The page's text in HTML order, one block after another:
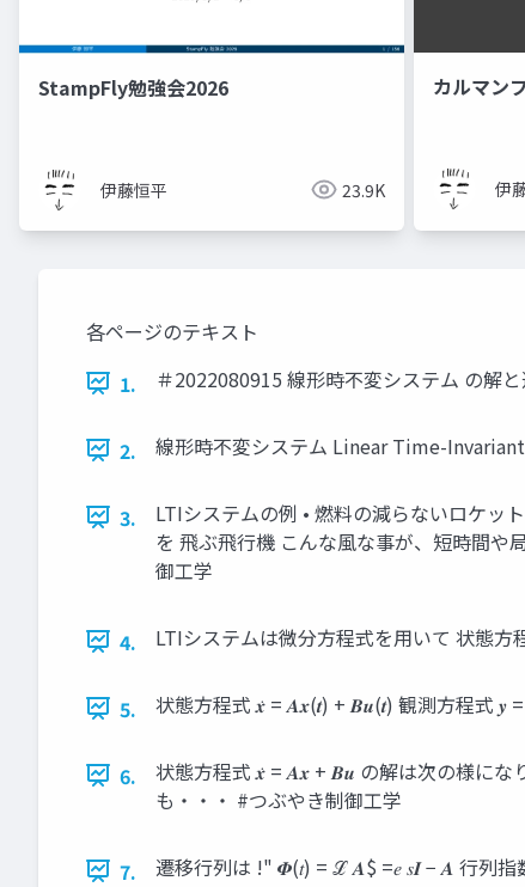
StampFly勉強会2026
伊藤恒平 23.9K
カルマン
伊
各ページのテキスト
1.
＃2022080915 線形時不変システム の解
2. 線形時不変システム Linear Time-
3.
LTIシステムの例 • 燃料の減らないロケッ
を 飛ぶ飛行機 こんな風な事が、短時間
御工学
4. LTIシステムは微分方程式を用いて 状態方
5. 状態方程式 𝒙̇ = 𝑨𝒙(𝒕) + 𝑩𝒖(𝒕) 観測方程式
6.
状態方程式 𝒙̇ = 𝑨𝒙 + 𝑩𝒖 の解は次の様にな
も・・・ #つぶやき制御工学
7. 遷移行列は !" 𝜱(𝑡) = ℒ 𝑨$ =𝑒 𝑠𝑰 − 𝑨 行列